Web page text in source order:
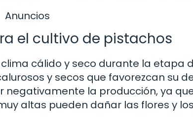
Anuncios
el cultivo de pistachos
cálido y seco durante la etapa
y secos que favorezcan su
la producción, ya
altas pueden dañar las flores y